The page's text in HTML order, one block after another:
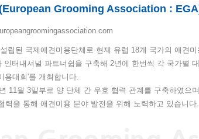
Grooming Association :
립된 국제애견미용단체로 현재 유럽 18개 국가의 애견
인터내셔널 파트너쉽을 구축해 2년에 한번씩 각 국가별
용대회'를 개최합니다.
11월 3일부로 양 단체 간 우호 협력 관계를 구축하였으며
력을 통해 애견미용 분야 발전을 위해 노력하고 있습니다.